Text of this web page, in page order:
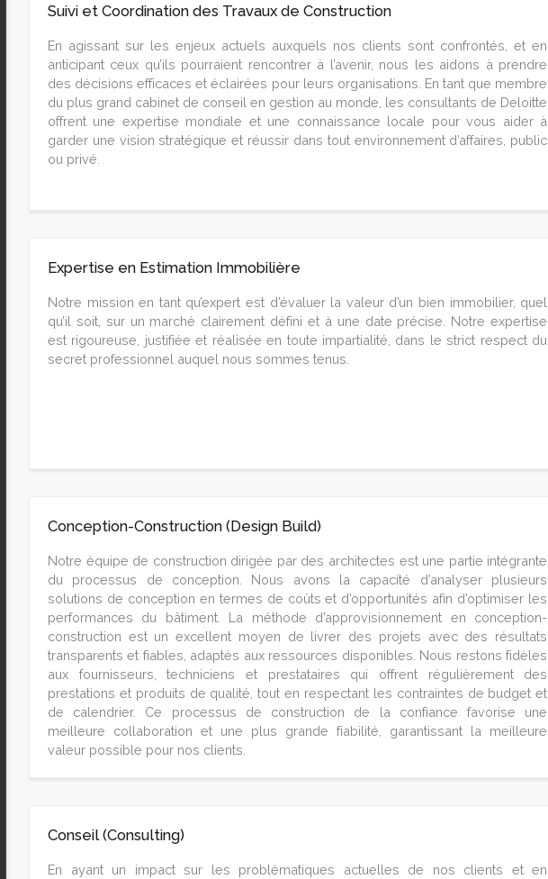
Suivi et Coordination des Travaux de Construction
En agissant sur les enjeux actuels auxquels nos clients sont confrontés, et en
anticipant ceux qu’ils pourraient rencontrer à l’avenir, nous les aidons à prendre
des décisions efficaces et éclairées pour leurs organisations. En tant que membre
du plus grand cabinet de conseil en gestion au monde, les consultants de Deloitte
offrent une expertise mondiale et une connaissance locale pour vous aider à
garder une vision stratégique et réussir dans tout environnement d’affaires, public
ou privé.
Expertise en Estimation Immobilière
Notre mission en tant qu’expert est d’évaluer la valeur d’un bien immobilier, quel
qu’il soit, sur un marché clairement défini et à une date précise. Notre expertise
est rigoureuse, justifiée et réalisée en toute impartialité, dans le strict respect du
secret professionnel auquel nous sommes tenus.
Conception-Construction (Design Build)
Notre équipe de construction dirigée par des architectes est une partie intégrante
du processus de conception. Nous avons la capacité d’analyser plusieurs
solutions de conception en termes de coûts et d’opportunités afin d’optimiser les
performances du bâtiment. La méthode d’approvisionnement en conception-
construction est un excellent moyen de livrer des projets avec des résultats
transparents et fiables, adaptés aux ressources disponibles. Nous restons fidèles
aux fournisseurs, techniciens et prestataires qui offrent régulièrement des
prestations et produits de qualité, tout en respectant les contraintes de budget et
de calendrier. Ce processus de construction de la confiance favorise une
meilleure collaboration et une plus grande fiabilité, garantissant la meilleure
valeur possible pour nos clients.
Conseil (Consulting)
En ayant un impact sur les problématiques actuelles de nos clients et en